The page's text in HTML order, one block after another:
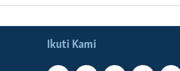
Ikuti Kami